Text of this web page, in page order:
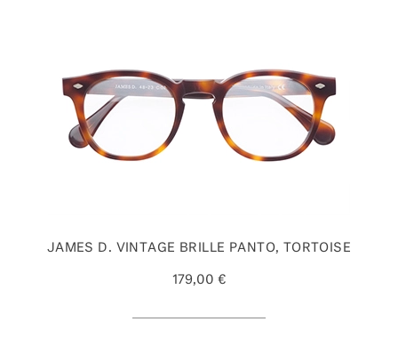
JAMES D. VINTAGE BRILLE PANTO, TORTOISE
179,00 €